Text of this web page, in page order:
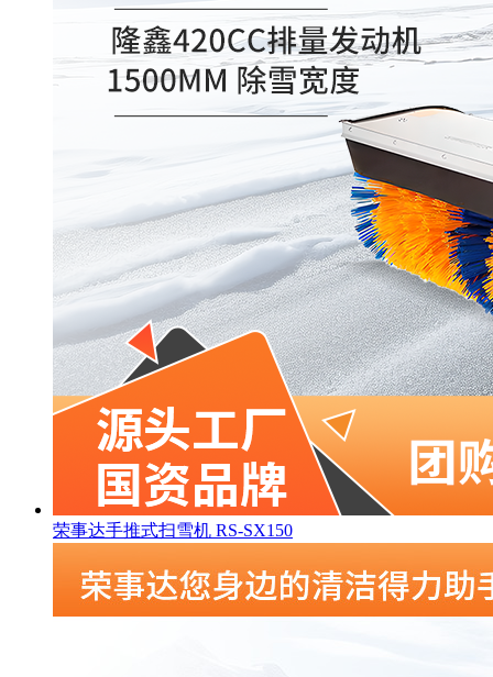
荣事达手推式扫雪机 RS-SX150